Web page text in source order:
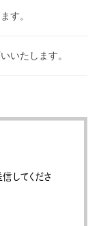
す。
いたします。
してくださ